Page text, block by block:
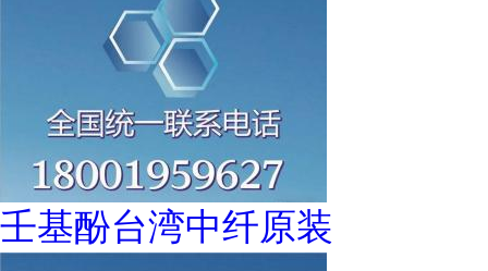
壬基酚台湾中纤原装